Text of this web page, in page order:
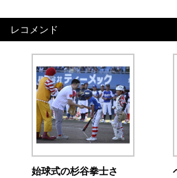
レコメンド
始球式の杉谷拳士さ